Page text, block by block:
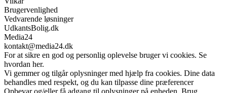
Brugervenlighed
Vedvarende løsninger
UdkantsBolig.dk
Media24
kontakt@media24.dk
For at sikre en god og personlig oplevelse bruger vi cookies. Se
hvordan her.
Vi gemmer og tilgår oplysninger med hjælp fra cookies. Dine data
behandles med respekt, og du kan tilpasse dine præferencer